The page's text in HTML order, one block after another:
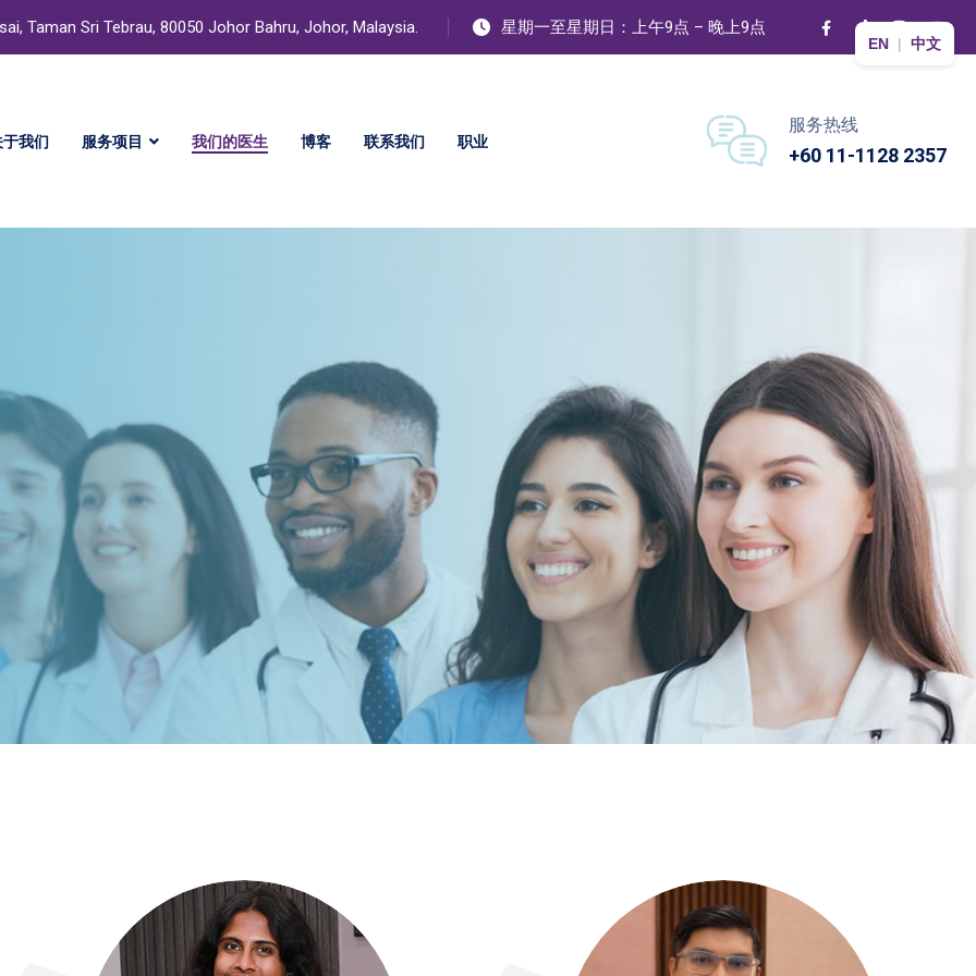
Taman Sri Tebrau, 80050 Johor Bahru, Johor, Malaysia. 星期一至星期日：上午9点 – 晚上9点
我们 服务项目 我们的医生 博客 联系我们 职业
服务热线
+60 11-1128 2357
EN | 中文